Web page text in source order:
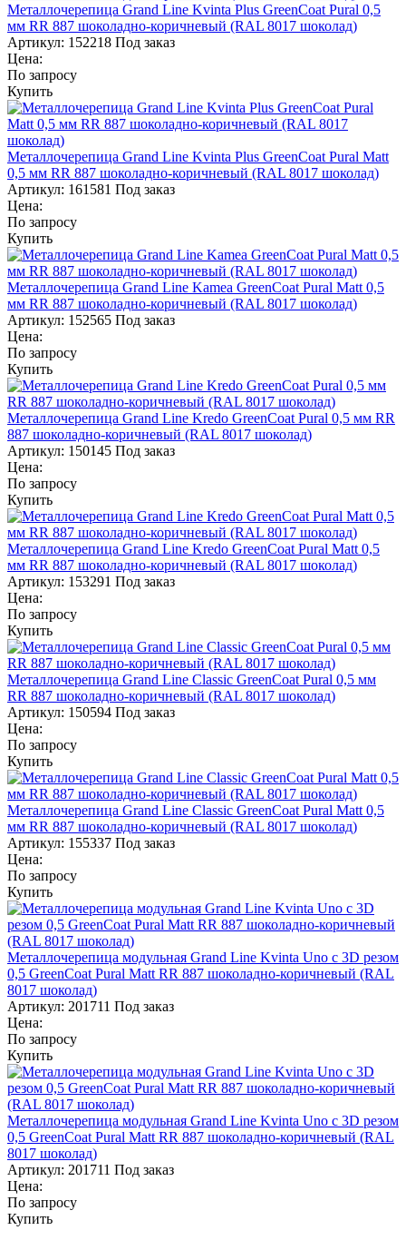
Металлочерепица Grand Line Kvinta Plus GreenCoat Pural 0,5
мм RR 887 шоколадно-коричневый (RAL 8017 шоколад)
Артикул: 152218 Под заказ
Цена:
По запросу
Купить
Металлочерепица Grand Line Kvinta Plus GreenCoat Pural Matt
0,5 мм RR 887 шоколадно-коричневый (RAL 8017 шоколад)
Артикул: 161581 Под заказ
Цена:
По запросу
Купить
Металлочерепица Grand Line Kamea GreenCoat Pural Matt 0,5
мм RR 887 шоколадно-коричневый (RAL 8017 шоколад)
Артикул: 152565 Под заказ
Цена:
По запросу
Купить
Металлочерепица Grand Line Kredo GreenCoat Pural 0,5 мм RR
887 шоколадно-коричневый (RAL 8017 шоколад)
Артикул: 150145 Под заказ
Цена:
По запросу
Купить
Металлочерепица Grand Line Kredo GreenCoat Pural Matt 0,5
мм RR 887 шоколадно-коричневый (RAL 8017 шоколад)
Артикул: 153291 Под заказ
Цена:
По запросу
Купить
Металлочерепица Grand Line Classic GreenCoat Pural 0,5 мм
RR 887 шоколадно-коричневый (RAL 8017 шоколад)
Артикул: 150594 Под заказ
Цена:
По запросу
Купить
Металлочерепица Grand Line Classic GreenCoat Pural Matt 0,5
мм RR 887 шоколадно-коричневый (RAL 8017 шоколад)
Артикул: 155337 Под заказ
Цена:
По запросу
Купить
Металлочерепица модульная Grand Line Kvinta Uno c 3D резом
0,5 GreenСoat Pural Matt RR 887 шоколадно-коричневый (RAL
8017 шоколад)
Артикул: 201711 Под заказ
Цена:
По запросу
Купить
Металлочерепица модульная Grand Line Kvinta Uno c 3D резом
0,5 GreenСoat Pural Matt RR 887 шоколадно-коричневый (RAL
8017 шоколад)
Артикул: 201711 Под заказ
Цена:
По запросу
Купить